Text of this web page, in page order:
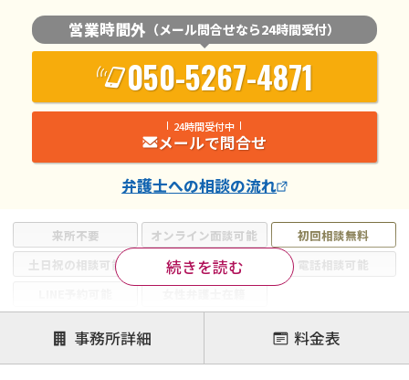
来所不要 オンライン面談可能
初回相談無料
土日祝の相談可能
19時以降電話可能
電話相談可能
注力案件
離婚前相談
離婚調停
離婚裁判
続きを読む
営業時間外 （メール問合せなら24時間受付）
050-5267-4871
24時間受付中
メールで問合せ
弁護士への相談の流れ
事務所詳細 料金表